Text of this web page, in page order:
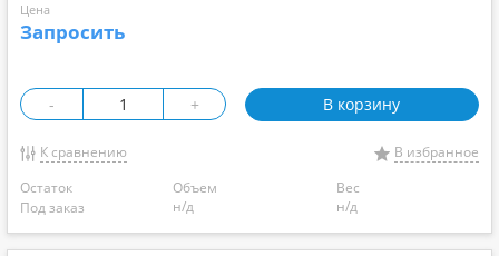
Цена
Запросить
- + В корзину
К сравнению
В избранное
Остаток
Под заказ
Объем
н/д
Вес
н/д